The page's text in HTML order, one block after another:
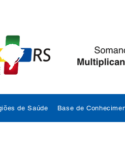
de Saúde Base de